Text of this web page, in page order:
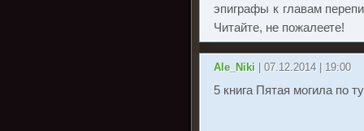
эпиграфы к главам
Читайте, не пожалеете!
Ale_Niki | 07.12.2014 | 19:00
5 книга Пятая могила по